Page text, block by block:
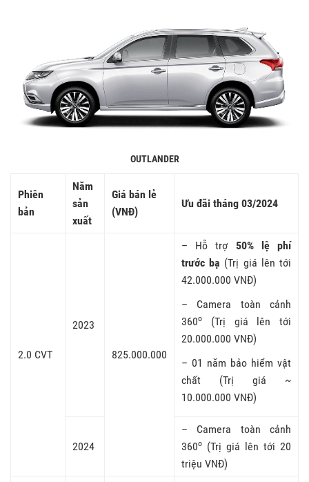
OUTLANDER
Phiên
bản
Năm
sản
xuất
Giá bán lẻ
(VNĐ)
Ưu đãi tháng 03/2024
2.0 CVT
2023
825.000.000
– Hỗ trợ 50% lệ phí
trước bạ (Trị giá lên tới
42.000.000 VNĐ)
– Camera toàn cảnh
360o
(Trị giá lên tới
20.000.000 VNĐ)
– 01 năm bảo hiểm vật
chất (Trị giá ~
10.000.000 VNĐ)
2024
– Camera toàn cảnh
360o (Trị giá lên tới 20
triệu VNĐ)